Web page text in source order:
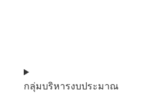
กลุ่มบริหารงบประมาณ